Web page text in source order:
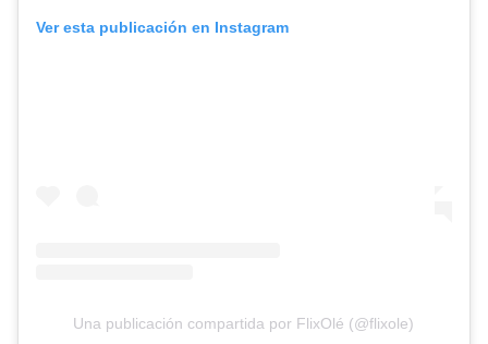
Ver esta publicación en Instagram
Una publicación compartida por FlixOlé (@flixole)